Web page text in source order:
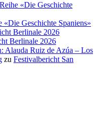
«Die Geschichte
«Die Geschichte Spaniens»
Berlinale 2026
Berlinale 2026
Alauda Ruiz de Azúa – Los
zu Festivalbericht San